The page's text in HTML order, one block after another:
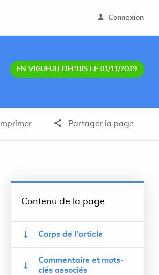
Connexion
EN VIGUEUR DEPUIS LE 01/11/2019
Imprimer Partager la page
Contenu de la page
Corps de l'article
Commentaire et mots-
clés associés